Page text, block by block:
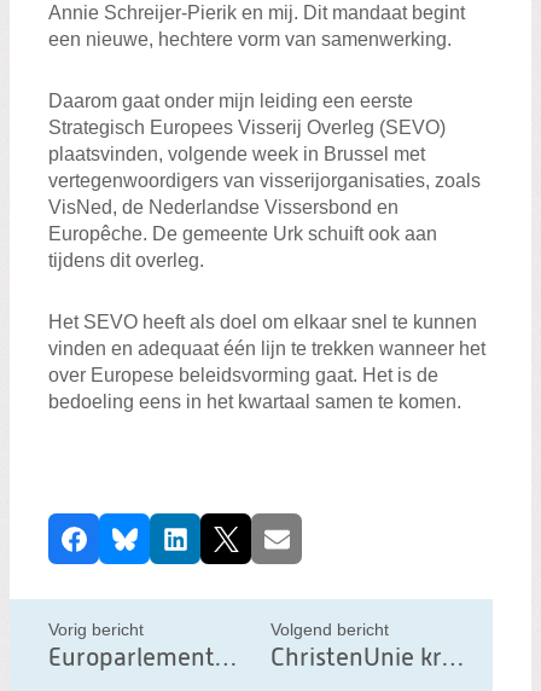
Annie Schreijer-Pierik en mij. Dit mandaat begint
een nieuwe, hechtere vorm van samenwerking.
Daarom gaat onder mijn leiding een eerste
Strategisch Europees Visserij Overleg (SEVO)
plaatsvinden, volgende week in Brussel met
vertegenwoordigers van visserijorganisaties, zoals
VisNed, de Nederlandse Vissersbond en
Europêche. De gemeente Urk schuift ook aan
tijdens dit overleg.
Het SEVO heeft als doel om elkaar snel te kunnen
vinden en adequaat één lijn te trekken wanneer het
over Europese beleidsvorming gaat. Het is de
bedoeling eens in het kwartaal samen te komen.
D
e
e
l
d
FacebookBlueskyLinkedIn
X E-mail
Vorig bericht
Europarlementariër Peter van Dalen stapt uit ECR-fractie
Volgend bericht
ChristenUnie krijgt belangrijke portefeuilles in het nieuwe Europees Parlement